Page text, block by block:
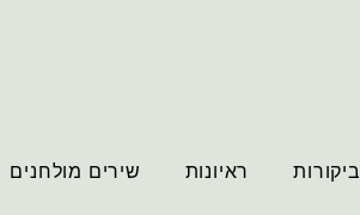
ביקורות ראיונות שירים מולחנים